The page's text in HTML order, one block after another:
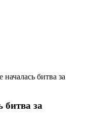
битва за
битва за